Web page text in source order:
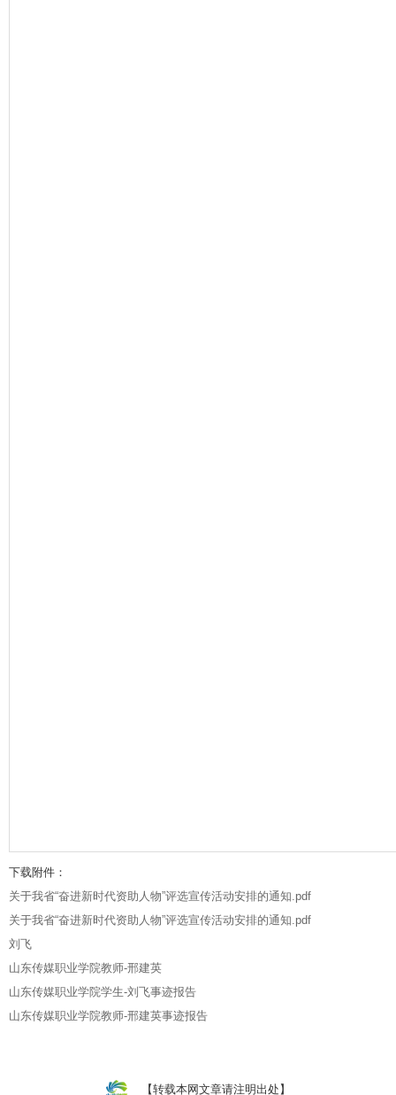
下载附件：
关于我省“奋进新时代资助人物”评选宣传活动安排的通知.pdf
关于我省“奋进新时代资助人物”评选宣传活动安排的通知.pdf
刘飞
山东传媒职业学院教师-邢建英
山东传媒职业学院学生-刘飞事迹报告
山东传媒职业学院教师-邢建英事迹报告
【转载本网文章请注明出处】